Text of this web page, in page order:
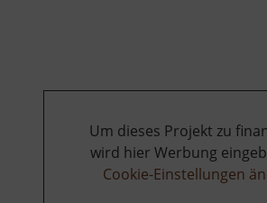
Um dieses Projekt zu
wird hier Werbung
Cookie-Einstellungen